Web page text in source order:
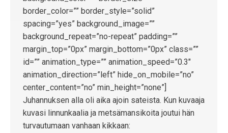
border_color=”” border_style=”solid”
spacing=”yes” background_image=””
background_repeat=”no-repeat” padding=””
margin_top=”0px” margin_bottom=”0px” class=””
id=”” animation_type=”” animation_speed=”0.3″
animation_direction=”left” hide_on_mobile=”no”
center_content=”no” min_height=”none”]
Juhannuksen alla oli aika ajoin sateista. Kun kuvaaja
kuvasi linnunkaalia ja metsämansikoita joutui hän
turvautumaan vanhaan kikkaan: